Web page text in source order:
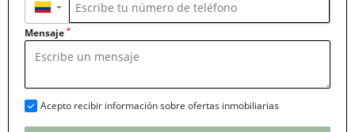
▼
Mensaje *
Acepto recibir información sobre ofertas inmobiliarias